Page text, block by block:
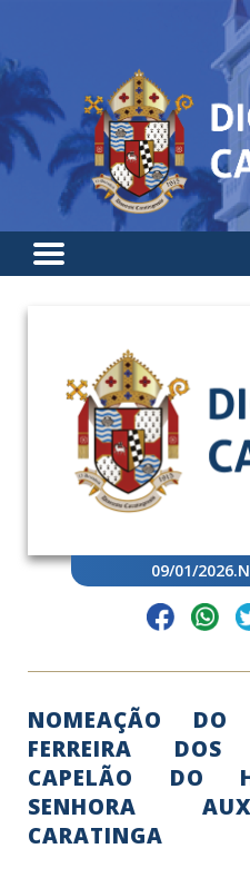
09/01/2026.
NOMEAÇÃO DO
FERREIRA
CAPELÃO DO
SENHORA
CARATINGA